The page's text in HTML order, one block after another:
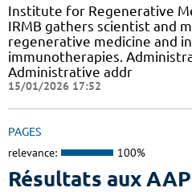
Institute for Regenerative
IRMB gathers scientist and
regenerative medicine and
immunotherapies.
Administrative addr
15/01/2026 17:52
PAGES
relevance: 100%
Résultats aux AAP